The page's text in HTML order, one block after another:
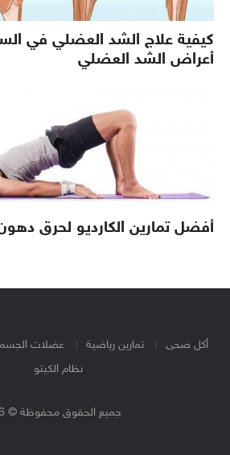
كيفية علاج الشد العضلي في
أعراض الشد العضلي
أفضل تمارين الكارديو لحرق
أكل صحى تمارين رياضية عضلات
نظام الكيتو
جميع الحقوق محفوظة © 2026